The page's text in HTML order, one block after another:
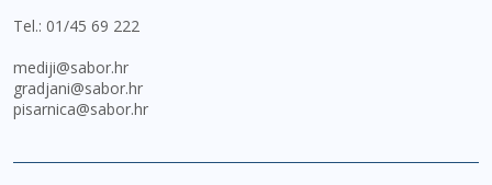
Tel.: 01/45 69 222
mediji@sabor.hr
gradjani@sabor.hr
pisarnica@sabor.hr